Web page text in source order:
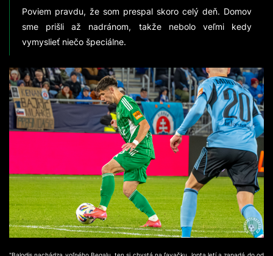
Poviem pravdu, že som prespal skoro celý deň. Domov
sme prišli až nadránom, takže nebolo veľmi kedy
vymyslieť niečo špeciálne.